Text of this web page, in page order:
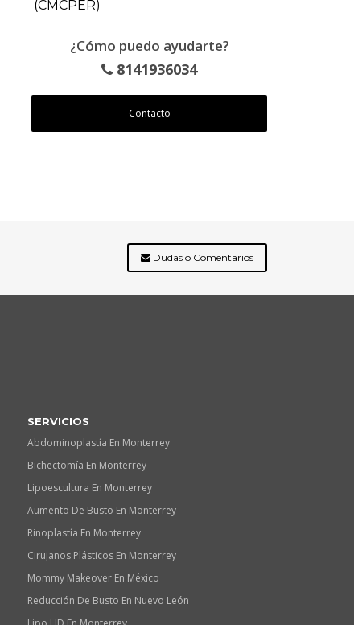
(CMCPER)
¿Cómo puedo ayudarte?
8141936034
Contacto
Dudas o Comentarios
SERVICIOS
Abdominoplastía En Monterrey
Bichectomía En Monterrey
Lipoescultura En Monterrey
Aumento De Busto En Monterrey
Rinoplastía En Monterrey
Cirujanos Plásticos En Monterrey
Mommy Makeover En México
Reducción De Busto En Nuevo León